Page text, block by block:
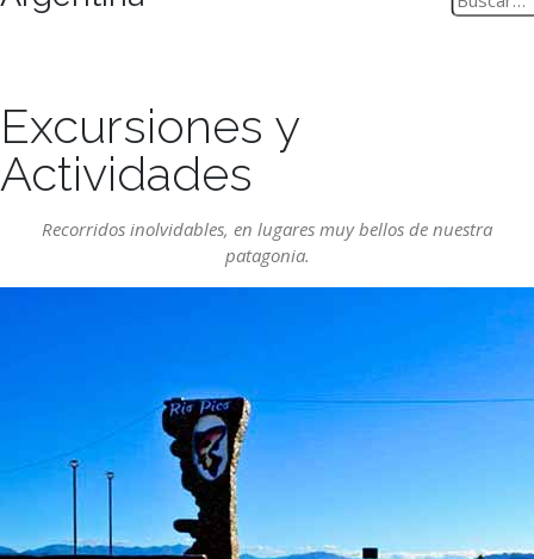
Excursiones y
Actividades
Recorridos inolvidables, en lugares muy bellos de nuestra
patagonia.